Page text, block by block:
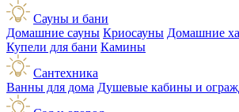
Сауны и бани
Домашние сауны Криосауны Домашние
Купели для бани Камины
Сантехника
Ванны для дома Душевые кабины и